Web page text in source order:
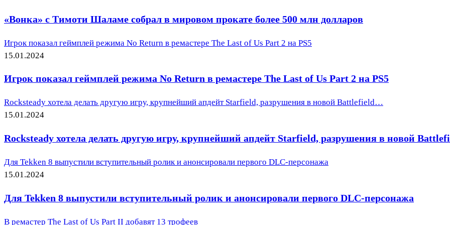
«Вонка» с Тимоти Шаламе собрал в мировом прокате более 500 млн долларов
Игрок показал геймплей режима No Return в ремастере The Last of Us Part 2 на PS5
15.01.2024
Игрок показал геймплей режима No Return в ремастере The Last of Us Part 2 на PS5
Rocksteady хотела делать другую игру, крупнейший апдейт Starfield, разрушения в новой Battlefield…
15.01.2024
Rocksteady хотела делать другую игру, крупнейший апдейт Starfield, разрушения в новой
Для Tekken 8 выпустили вступительный ролик и анонсировали первого DLC-персонажа
15.01.2024
Для Tekken 8 выпустили вступительный ролик и анонсировали первого DLC-персонажа
В ремастер The Last of Us Part II добавят 13 трофеев